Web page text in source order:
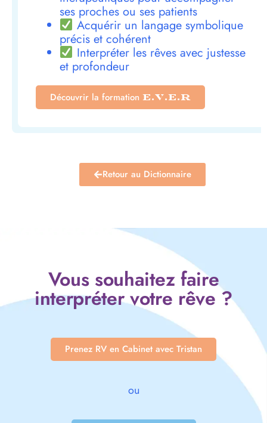
ses proches ou ses patients
Acquérir un langage symbolique
précis et cohérent
Interpréter les rêves avec justesse
et profondeur
Découvrir la formation E.V.E.R
Retour au Dictionnaire
Vous souhaitez faire
interpréter votre rêve ?
Prenez RV en Cabinet avec Tristan
ou